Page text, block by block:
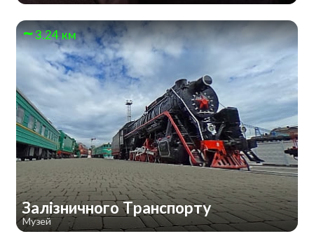
3.24 км
Залізничного Транспорту
Музей